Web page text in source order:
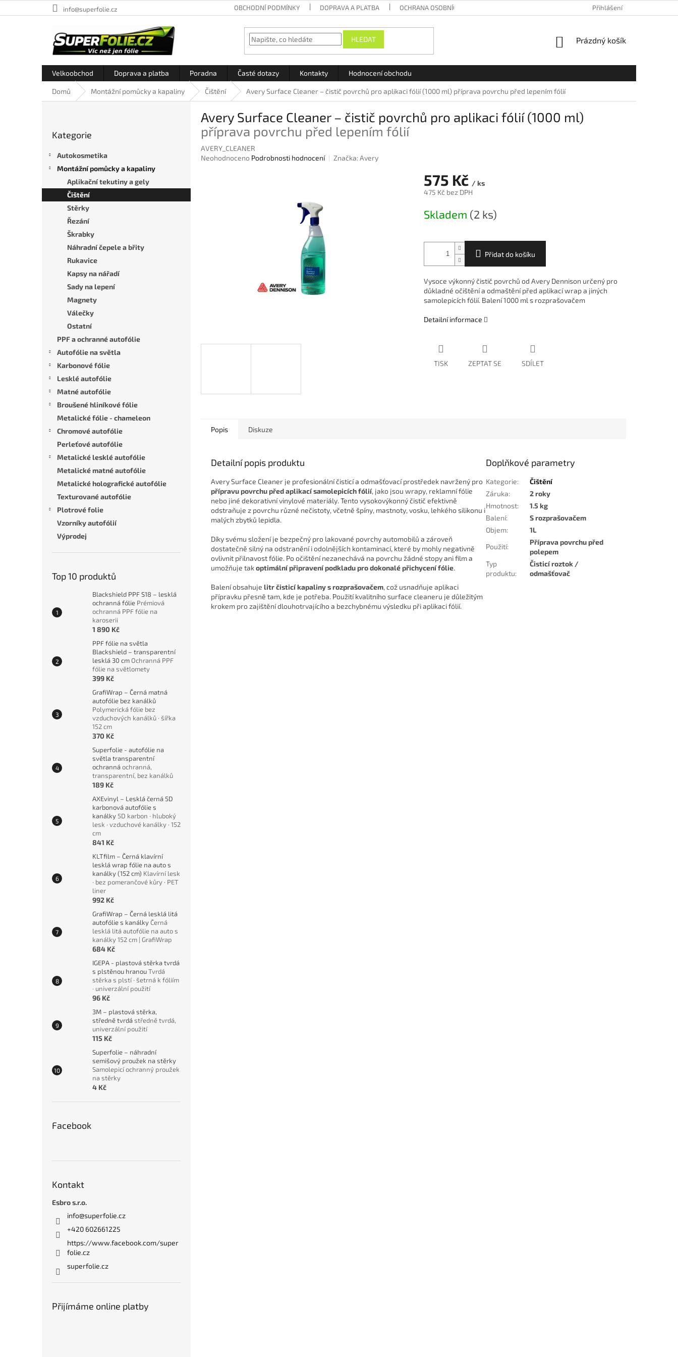
na
info@superfolie.cz OBCHODNÍ PODMÍNKY DOPRAVA A PLATBA OCHRANA OSOBNÍCH ÚDAJŮ Přihlášení
HLEDAT
NÁKUPNÍ
Prázdný košík
Velkoobchod Doprava a platba Poradna Časté dotazy Kontakty Hodnocení obchodu
Domů Montážní pomůcky a kapaliny Čištění Avery Surface Cleaner – čistič povrchů pro aplikaci fólií (1000 ml) příprava povrchu před lepením fólií
kategorie
Kategorie
Autokosmetika
Montážní pomůcky a kapaliny
Aplikační tekutiny a gely
Čištění
Stěrky
Řezání
Škrabky
Náhradní čepele a břity
Rukavice
Kapsy na nářadí
Sady na lepení
Magnety
Válečky
Ostatní
PPF a ochranné autofólie
Autofólie na světla
Karbonové fólie
Lesklé autofólie
Matné autofólie
Broušené hliníkové fólie
Metalické fólie - chameleon
Chromové autofólie
Perleťové autofólie
Metalické lesklé autofólie
Metalické matné autofólie
Metalické holografické autofólie
Texturované autofólie
Plotrové folie
Vzorníky autofólií
Výprodej
Top 10 produktů
Blackshield PPF S18 – lesklá
ochranná fólie Prémiová
ochranná PPF fólie na
karoserii
1 890 Kč
PPF fólie na světla
Blackshield – transparentní
lesklá 30 cmOchranná PPF
fólie na světlomety
399 Kč
GrafiWrap – Černá matná
autofólie bez kanálků
Polymerická fólie bez
vzduchových kanálků · šířka
152 cm
370 Kč
Superfolie - autofólie na
světla transparentní
ochrannáochranná,
transparentní, bez kanálků
189 Kč
AXEvinyl – Lesklá černá 5D
karbonová autofólie s
kanálky 5D karbon · hluboký
lesk · vzduchové kanálky · 152
cm
841 Kč
KLTfilm – Černá klavírní
lesklá wrap fólie na auto s
kanálky (152 cm) Klavírní lesk
· bez pomerančové kůry · PET
liner
992 Kč
GrafiWrap – Černá lesklá litá
autofólie s kanálkyČerná
lesklá litá autofólie na auto s
kanálky 152 cm | GrafiWrap
684 Kč
IGEPA - plastová stěrka tvrdá
s plstěnou hranouTvrdá
stěrka s plstí · šetrná k fóliím
· univerzální použití
96 Kč
3M – plastová stěrka,
středně tvrdástředně tvrdá,
univerzální použití
115 Kč
Superfolie – náhradní
semišový proužek na stěrky
Samolepicí ochranný proužek
na stěrky
4 Kč
Facebook
Kontakt
Esbro s.r.o.
info@superfolie.cz
+420 602661225
https://www.facebook.com/super
folie.cz
superfolie.cz
Přijímáme online platby
Avery Surface Cleaner – čistič povrchů pro aplikaci fólií (1000 ml)
příprava povrchu před lepením fólií
AVERY_CLEANER
Průměrné
Neohodnoceno Podrobnosti hodnocení Značka:Avery
575 Kč / ks
475 Kč bez DPH
cena:
Skladem (2 ks)
Přidat do košíku
Vysoce výkonný čistič povrchů od Avery Dennison určený pro
důkladné očištění a odmaštění před aplikací wrap a jiných
samolepicích fólií. Balení 1000 ml s rozprašovačem
Detailní informace
TISK ZEPTAT SE SDÍLET
Popis Diskuze
Detailní popis produktu
Avery Surface Cleaner je profesionální čisticí a odmašťovací prostředek navržený pro
přípravu povrchu před aplikací samolepicích fólií, jako jsou wrapy, reklamní fólie
nebo jiné dekorativní vinylové materiály. Tento vysokovýkonný čistič efektivně
odstraňuje z povrchu různé nečistoty, včetně špíny, mastnoty, vosku, lehkého silikonu i
malých zbytků lepidla.
Díky svému složení je bezpečný pro lakované povrchy automobilů a zároveň
dostatečně silný na odstranění i odolnějších kontaminací, které by mohly negativně
ovlivnit přilnavost fólie. Po očištění nezanechává na povrchu žádné stopy ani film a
umožňuje takoptimální připravení podkladu pro dokonalé přichycení fólie.
Balení obsahuje litr čisticí kapaliny s rozprašovačem, což usnadňuje aplikaci
přípravku přesně tam, kde je potřeba. Použití kvalitního surface cleaneru je důležitým
krokem pro zajištění dlouhotrvajícího a bezchybnému výsledku při aplikaci fólií.
Doplňkové parametry
Kategorie:
Čištění
Záruka:
2 roky
Hmotnost:
1.5 kg
Balení:
S rozprašovačem
Objem:
1L
Použití:
Příprava povrchu před
polepem
Typ
produktu:
Čisticí roztok /
odmašťovač